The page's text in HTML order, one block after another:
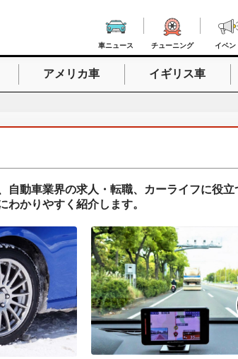
車ニュース チューニング イベン
アメリカ車 イギリス車
自動車業界の求人・転職、カーライフに役立
かりやすく紹介します。